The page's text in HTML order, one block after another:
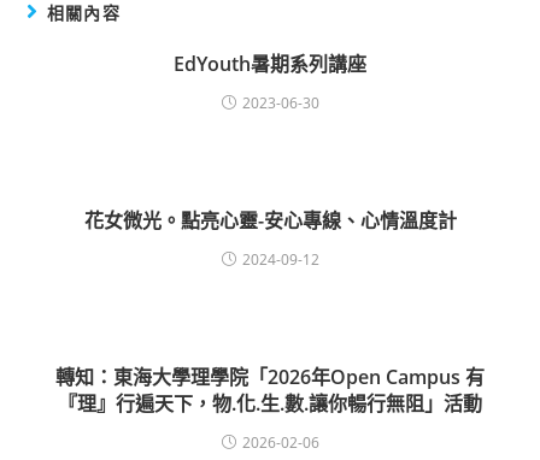
相關內容
EdYouth暑期系列講座
2023-06-30
花女微光。點亮心靈-安心專線、心情溫度計
2024-09-12
轉知：東海大學理學院「2026年Open Campus 有
『理』行遍天下，物.化.生.數.讓你暢行無阻」活動
2026-02-06